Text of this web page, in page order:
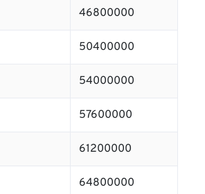
46800000
50400000
54000000
57600000
61200000
64800000